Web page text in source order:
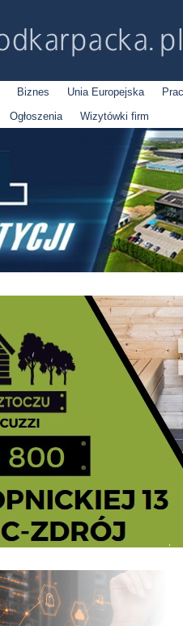
Biznes Unia Europejska
Ogłoszenia Wizytówki firm